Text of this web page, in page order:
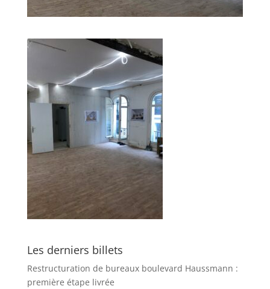
Les derniers billets
Restructuration de bureaux boulevard Haussmann :
première étape livrée